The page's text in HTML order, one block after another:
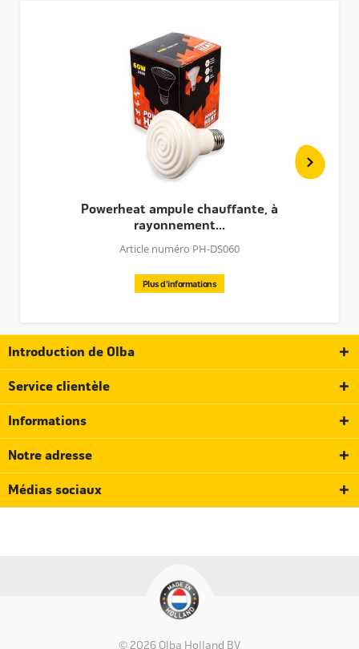
Powerheat ampule chauffante, à
rayonnement...
Article numéro PH-DS060
Plus d'informations
Introduction de Olba
Service clientèle
Informations
Notre adresse
Médias sociaux
© 2026 Olba Holland BV